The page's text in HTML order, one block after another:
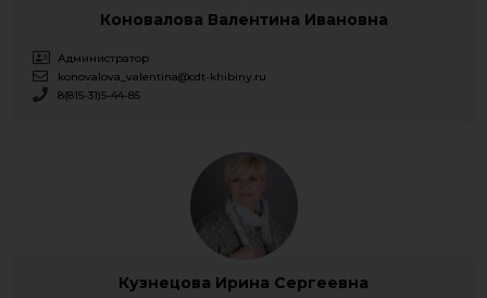
Коновалова Валентина Ивановна
Администратор
konovalova_valentina@cdt-khibiny.ru
8(815-31)5-44-85
Кузнецова Ирина Сергеевна